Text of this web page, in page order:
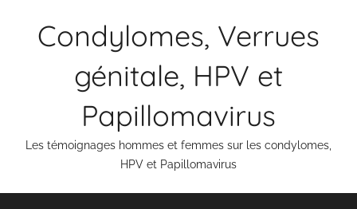
Condylomes, Verrues
génitale, HPV et
Papillomavirus
Les témoignages hommes et femmes sur les condylomes,
HPV et Papillomavirus